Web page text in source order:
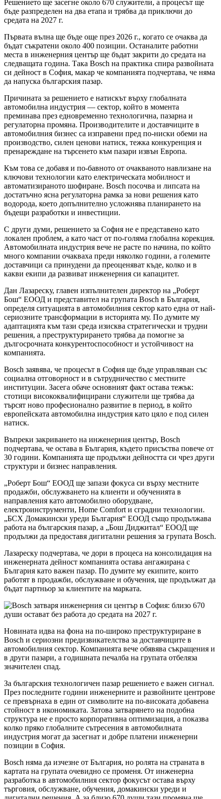
Решението ще засегне около 670 служители, а процесът ще
бъде разпределен на два етапа и трябва да приключи до
средата на 2027 г.
Първата вълна ще бъде още през 2026 г., когато се очаква да
бъдат съкратени около 400 позиции. Останалите работни
места в инженерния център ще бъдат закрити до средата на
следващата година. Така Bosch на практика спира развойната
си дейност в София, макар че компанията подчертава, че няма
да напуска българския пазар.
Причината за решението е натискът върху глобалната
автомобилна индустрия — сектор, който в момента
преминава през едновременно технологична, пазарна и
регулаторна промяна. Производителите и доставчиците в
автомобилния бизнес са изправени пред по-ниски обеми на
производство, силен ценови натиск, тежка конкуренция и
пренареждане на търсенето към пазари извън Европа.
Към това се добавя и по-бавното от очакваното навлизане на
ключови технологии като електрическата мобилност и
автоматизираното шофиране. Bosch посочва и липсата на
достатъчно ясна регулаторна рамка за нови решения като
водорода, което допълнително усложнява планирането на
бъдещи разработки и инвестиции.
С други думи, решението за София не е представено като
локален проблем, а като част от по-голяма глобална корекция.
Автомобилната индустрия вече не расте по начина, по който
много компании очакваха преди няколко години, а големите
доставчици са принудени да преоценяват къде, колко и в
какви екипи да развиват инженерния си капацитет.
Дан Лазареску, главен изпълнителен директор на „Роберт
Бош“ ЕООД и представител на групата Bosch в България,
определя ситуацията в автомобилния сектор като една от най-
сериозните трансформации в историята му. По думите му
адаптацията към тази среда изисква стратегически и трудни
решения, а преструктурирането трябва да помогне за
дългосрочната конкурентоспособност и устойчивост на
компанията.
Bosch заявява, че процесът в София ще бъде управляван със
социална отговорност и в сътрудничество с местните
институции. Засега обаче основният факт остава тежък:
стотици висококвалифицирани служители ще трябва да
търсят ново професионално развитие в период, в който
европейската автомобилна индустрия като цяло е под силен
натиск.
Въпреки закриването на инженерния център, Bosch
подчертава, че остава в България, където присъства повече от
30 години. Компанията ще продължи дейността си чрез други
структури и бизнес направления.
„Роберт Бош“ ЕООД ще запази фокуса си върху местните
продажби, обслужването на клиенти и обученията в
направления като автомобилно оборудване,
електроинструменти, Home Comfort и сградни технологии.
„БСХ Домакински уреди България“ ЕООД също продължава
работа на българския пазар, а „Бош Диджитал“ ЕООД ще
продължи да предоставя дигитални решения за групата Bosch.
Лазареску подчертава, че дори в процеса на консолидация на
инженерната дейност компанията остава ангажирана с
България като важен пазар. По думите му екипите, които
работят в продажби, обслужване и обучения, ще продължат да
бъдат партньор за клиентите на марката.
Новината идва на фона на по-широко преструктуриране в
Bosch и сериозни предизвикателства за доставчиците в
автомобилния сектор. Компанията вече обявява съкращения и
в други пазари, а годишната печалба на групата отбеляза
значителен спад.
За българския технологичен пазар решението е важен сигнал.
През последните години инженерните и развойните центрове
се превърнаха в един от символите на по-високата добавена
стойност в икономиката. Затова затварянето на подобна
структура не е просто корпоративна оптимизация, а показва
колко пряко глобалните сътресения в автомобилната
индустрия могат да засегнат и добре платени инженерни
позиции в София.
Bosch няма да изчезне от България, но ролята на страната в
картата на групата очевидно се променя. От инженерна
разработка в автомобилния сектор фокусът остава върху
търговия, обслужване, обучения, домакински уреди и